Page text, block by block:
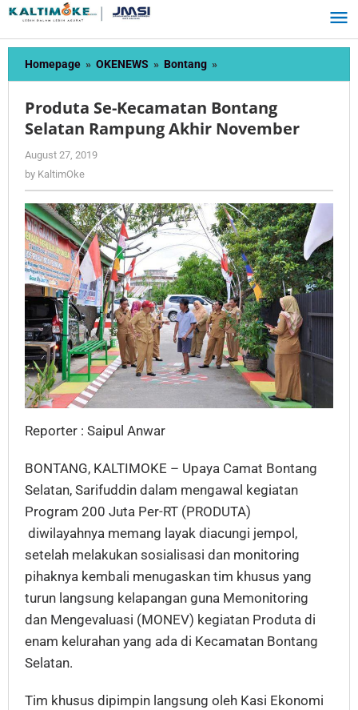
Skip
content
Homepage » OKENEWS » Bontang »
Se-
Bontang
Selatan
Produta Se-Kecamatan Bontang
Selatan Rampung Akhir November
August 27, 2019
by KaltimOke
Reporter : Saipul Anwar
BONTANG, KALTIMOKE – Upaya Camat Bontang
Selatan, Sarifuddin dalam mengawal kegiatan
Program 200 Juta Per-RT (PRODUTA)
diwilayahnya memang layak diacungi jempol,
setelah melakukan sosialisasi dan monitoring
pihaknya kembali menugaskan tim khusus yang
turun langsung kelapangan guna Memonitoring
dan Mengevaluasi (MONEV) kegiatan Produta di
enam kelurahan yang ada di Kecamatan Bontang
Selatan.
Tim khusus dipimpin langsung oleh Kasi Ekonomi